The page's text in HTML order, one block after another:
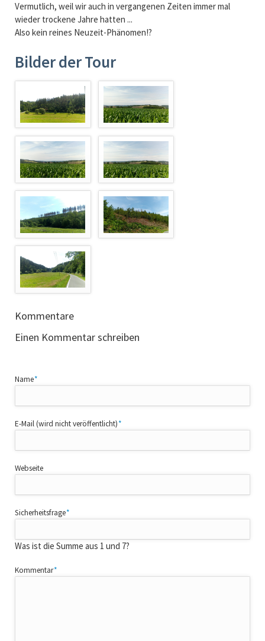
Vermutlich, weil wir auch in vergangenen Zeiten immer mal
wieder trockene Jahre hatten ...
Also kein reines Neuzeit-Phänomen!?
Bilder der Tour
Kommentare
Einen Kommentar schreiben
Pflichtfeld
Name*
Pflichtfeld
E-Mail (wird nicht veröffentlicht)*
Webseite
Pflichtfeld
Sicherheitsfrage*
Was ist die Summe aus 1 und 7?
Pflichtfeld
Kommentar*